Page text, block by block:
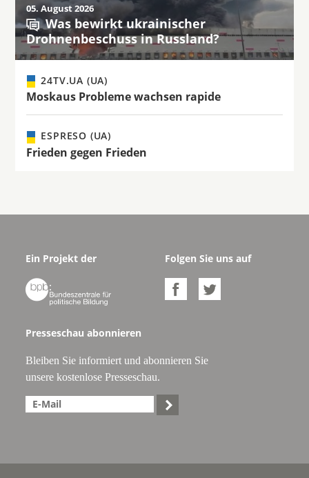
05. August 2026
Was bewirkt ukrainischer
Drohnenbeschuss in Russland?
24TV.UA (UA)
Moskaus Probleme wachsen rapide
ESPRESO (UA)
Frieden gegen Frieden
Ein Projekt der

Folgen Sie uns auf
 
Presseschau abonnieren
Bleiben Sie informiert und abonnieren Sie
unsere kostenlose Presseschau.
